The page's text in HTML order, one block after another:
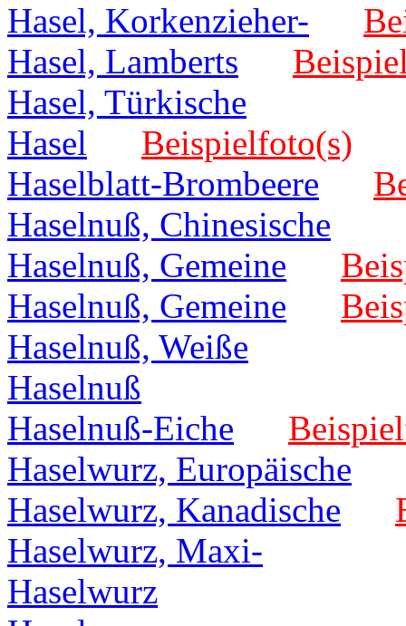
Hasel, Korkenzieher-
Hasel, Lamberts
Hasel, Türkische
Hasel
Beispielfoto(s)
Haselblatt-Brombeere
Haselnuß, Chinesische
Haselnuß, Gemeine
Haselnuß, Gemeine
Haselnuß, Weiße
Haselnuß
Haselnuß-Eiche
Haselwurz, Europäische
Haselwurz, Kanadische
Haselwurz, Maxi-
Haselwurz